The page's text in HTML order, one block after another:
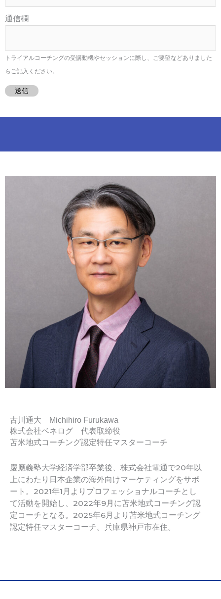
通信欄
トライアルコーチングの受講動機やセッションに際し、ご要望などありました
らご記入ください。
送信
古川通大 Michihiro Furukawa
株式会社ベネログ 代表取締役
苫米地式コーチング認定特任マスターコーチ
慶應義塾大学経済学部卒業後、株式会社電通で20年以
上にわたり日本企業の海外向けマーケティングをサポ
ート。2021年1月よりプロフェッショナルコーチとし
て活動を開始し、2022年9月に苫米地式コーチング認
定コーチとなる。2025年6月より苫米地式コーチング
認定特任マスターコーチ。兵庫県神戸市在住。